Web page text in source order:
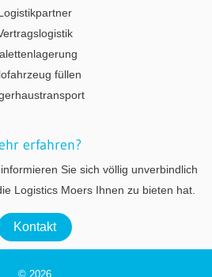
füllen
erfahren?
Sie sich völlig unverbindlich
Logistics Moers Ihnen zu bieten hat.
Kontakt
© 2026